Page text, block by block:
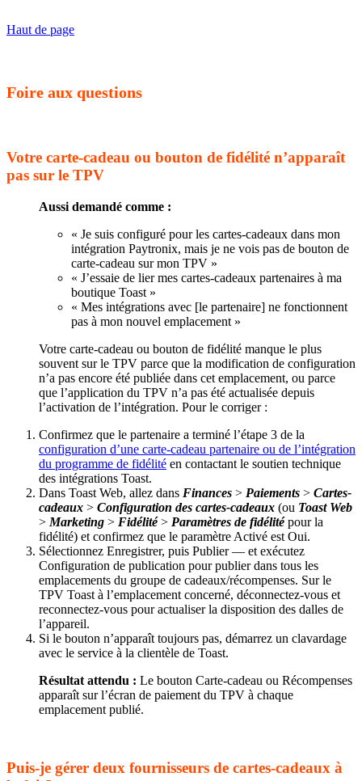
Haut de page
Foire aux questions
Votre carte-cadeau ou bouton de fidélité n’apparaît
pas sur le TPV
Aussi demandé comme :
« Je suis configuré pour les cartes-cadeaux dans mon
intégration Paytronix, mais je ne vois pas de bouton de
carte-cadeau sur mon TPV »
« J’essaie de lier mes cartes-cadeaux partenaires à ma
boutique Toast »
« Mes intégrations avec [le partenaire] ne fonctionnent
pas à mon nouvel emplacement »
Votre carte-cadeau ou bouton de fidélité manque le plus
souvent sur le TPV parce que la modification de configuration
n’a pas encore été publiée dans cet emplacement, ou parce
que l’application du TPV n’a pas été actualisée depuis
l’activation de l’intégration. Pour le corriger :
Confirmez que le partenaire a terminé l’étape 3 de la
configuration d’une carte-cadeau partenaire ou de l’intégration
du programme de fidélité en contactant le soutien technique
des intégrations Toast.
Dans Toast Web, allez dans Finances > Paiements > Cartes-
cadeaux > Configuration des cartes-cadeaux (ou Toast Web
> Marketing > Fidélité> Paramètres de fidélitépour la
fidélité) et confirmez que le paramètre Activé est Oui.
Sélectionnez Enregistrer, puis Publier — et exécutez
Configuration de publication pour publier dans tous les
emplacements du groupe de cadeaux/récompenses. Sur le
TPV Toast à l’emplacement concerné, déconnectez-vous et
reconnectez-vous pour actualiser la disposition des dalles de
l’appareil.
Si le bouton n’apparaît toujours pas, démarrez un clavardage
avec le service à la clientèle de Toast.
Résultat attendu : Le bouton Carte-cadeau ou Récompenses
apparaît sur l’écran de paiement du TPV à chaque
emplacement publié.
Puis-je gérer deux fournisseurs de cartes-cadeaux à